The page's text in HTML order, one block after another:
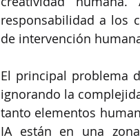
responsabilidad a los
de intervención
El principal problema
ignorando la
tanto elementos
IA están en una